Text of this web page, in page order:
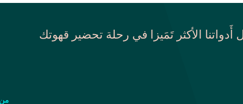
الأكثر تَمَيزا في رحلة تحضير قهوتك